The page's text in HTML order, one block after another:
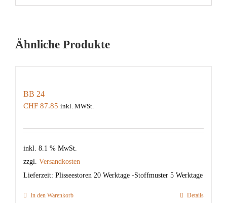
Ähnliche Produkte
BB 24
CHF 87.85 inkl. MWSt.
inkl. 8.1 % MwSt.
zzgl. Versandkosten
Lieferzeit: Plisseestoren 20 Werktage -Stoffmuster 5 Werktage
In den Warenkorb Details